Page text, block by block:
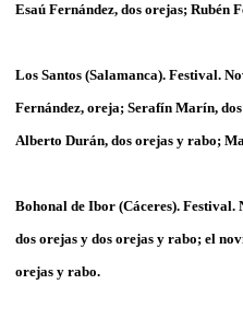
Esaú Fernández, dos orejas; Rubén
Los Santos (Salamanca). Festival.
Fernández, oreja; Serafín Marín,
Alberto Durán, dos orejas y rabo;
Bohonal de Ibor (Cáceres).
dos orejas y dos orejas y rabo; el
orejas y rabo.